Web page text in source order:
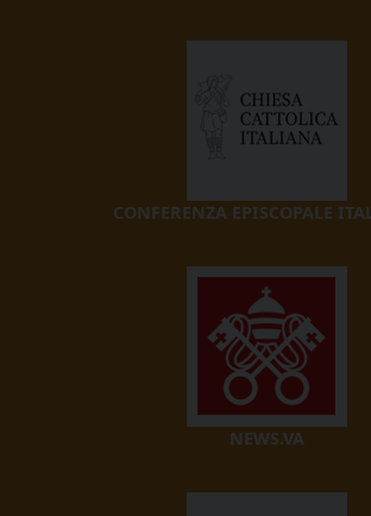
CONFERENZA EPISCOPALE
NEWS.VA